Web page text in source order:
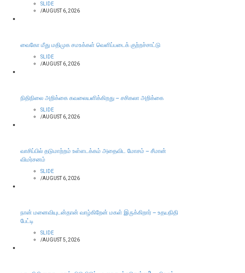
SLIDE
/AUGUST 6, 2026
வைகோ மீது மதிமுக சமஉக்கள் வெளிப்படைக் குற்றச்சாட்டு
SLIDE
/AUGUST 6, 2026
நிதிநிலை அறிக்கை கவலையளிக்கிறது – சசிகலா அறிக்கை
SLIDE
/AUGUST 6, 2026
வாசிப்பில் தடுமாற்றம் உள்ளடக்கம் அதைவிட மோசம் – சீமான்
விமர்சனம்
SLIDE
/AUGUST 6, 2026
நான் மனைவியுடன்தான் வாழ்கிறேன் மகள் இருக்கிறார் – உதயநிதி
பேட்டி
SLIDE
/AUGUST 5, 2026